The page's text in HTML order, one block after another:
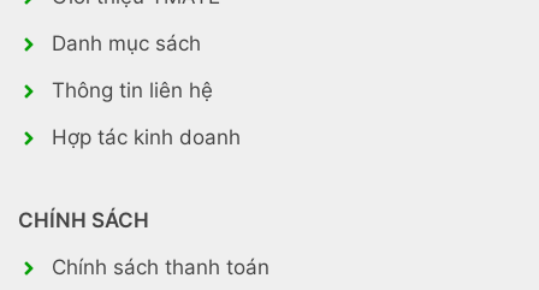
Danh mục sách
Thông tin liên hệ
Hợp tác kinh doanh
CHÍNH SÁCH
Chính sách thanh toán